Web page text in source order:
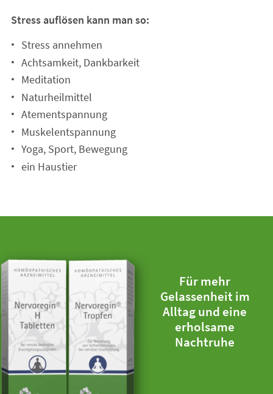
Stress auflösen kann man so:
Stress annehmen
Achtsamkeit, Dankbarkeit
Meditation
Naturheilmittel
Atementspannung
Muskelentspannung
Yoga, Sport, Bewegung
ein Haustier
Für mehr
Gelassenheit im
Alltag und eine
erholsame
Nachtruhe